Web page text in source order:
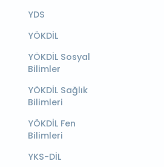
YDS
YÖKDİL
YÖKDİL Sosyal
Bilimler
YÖKDİL Sağlık
Bilimleri
YÖKDİL Fen
Bilimleri
YKS-DİL